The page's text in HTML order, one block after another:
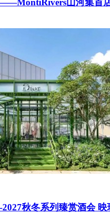
山河集首
秋冬系列臻赏酒会